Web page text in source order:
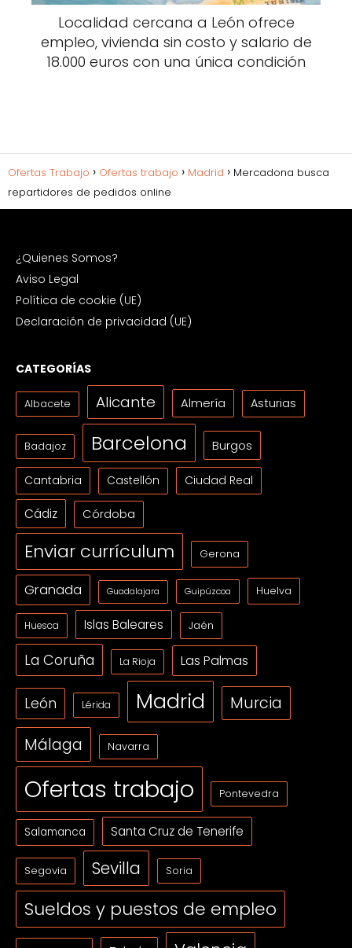
Localidad cercana a León ofrece
empleo, vivienda sin costo y salario de
18.000 euros con una única condición
Ofertas Trabajo Ofertas trabajo Madrid
Mercadona busca
repartidores de pedidos online
¿Quienes Somos?
Aviso Legal
Política de cookie (UE)
Declaración de privacidad (UE)
CATEGORÍAS
Albacete Alicante Almería Asturias
Badajoz Barcelona Burgos
Cantabria Castellón Ciudad Real
Cádiz Córdoba
Enviar currículum Gerona
Granada Guadalajara Guipúzcoa Huelva
Huesca Islas Baleares Jaén
La Coruña La Rioja Las Palmas
León Lérida Madrid Murcia
Málaga Navarra
Ofertas trabajo Pontevedra
Salamanca Santa Cruz de Tenerife
Segovia Sevilla Soria
Sueldos y puestos de empleo